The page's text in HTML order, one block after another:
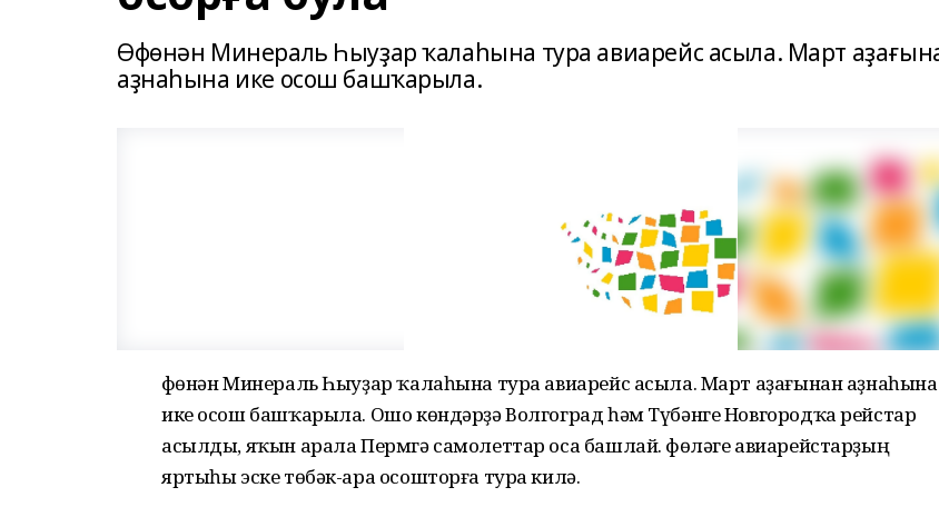
Өфөнән Минераль Һыуҙар ҡалаһына тура авиарейс асыла. Март
аҙнаһына ике осош башҡарыла.
Өфөнән Минераль Һыуҙар ҡалаһына тура авиарейс асыла. Март аҙағынан аҙнаһына
ике осош башҡарыла. Ошо көндәрҙә Волгоград һәм Түбәнге Новгородҡа рейстар
асылды, яҡын арала Пермгә самолеттар оса башлай. Өфөләге авиарейстарҙың
яртыһы эске төбәк-ара осошторға тура килә.